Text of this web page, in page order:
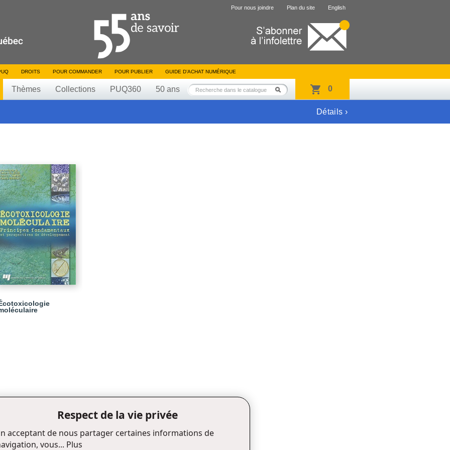
Pour nous joindre Plan du site English
DROITS POUR COMMANDER POUR PUBLIER GUIDE D’ACHAT NUMÉRIQUE
Thèmes Collections PUQ360 50 ans 0
Détails ›
Respect de la vie privée
acceptant de nous partager certaines informations de
vous... Plus